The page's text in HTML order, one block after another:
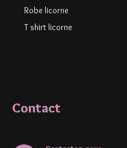
Robe licorne
T shirt licorne
Contact